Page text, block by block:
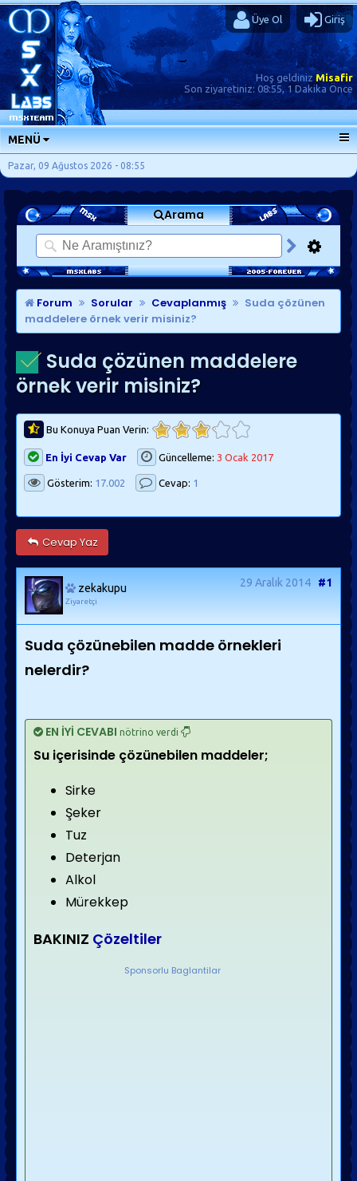
Üye Ol Giriş
Hoş geldinizMisafir
Son ziyaretiniz: 08:55, 1 Dakika Önce
MENÜ
ANA SAYFA
FORUMLAR
SORU-CEVAP
GÜNLÜKLER
SON MESAJLAR
KISAYOLLAR
Pazar, 09 Ağustos 2026 - 08:55
Arama
Forum Sorular Cevaplanmış
Suda çözünen
maddelere örnek verir misiniz?
Suda çözünen maddelere
örnek verir misiniz?
Bu Konuya Puan Verin:
En İyi Cevap Var Güncelleme: 3 Ocak 2017
Gösterim: 17.002 Cevap: 1
Cevap Yaz
zekakupu
Ziyaretçi
29 Aralık 2014 #1
Suda çözünebilen madde örnekleri
nelerdir?
EN İYİ CEVABI nötrino verdi
Su içerisinde çözünebilen maddeler;
Sirke
Şeker
Tuz
Deterjan
Alkol
Mürekkep
BAKINIZ Çözeltiler
Sponsorlu Baglantilar